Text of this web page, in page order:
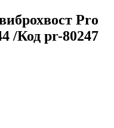
Pro
/Код pr-80247